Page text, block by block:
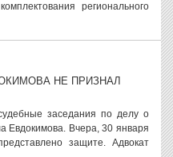
регионального
НЕ ПРИЗНАЛ
заседания по делу о
Евдокимова. Вчера, 30 января
защите. Адвокат